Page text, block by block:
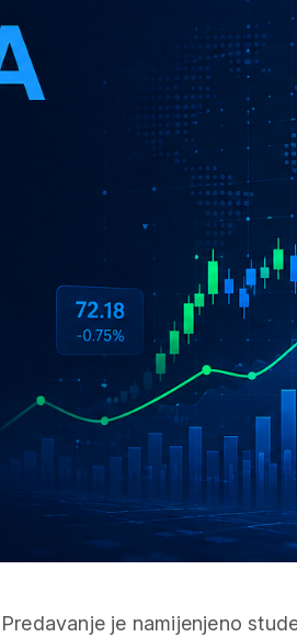
Predavanje je namijenjeno